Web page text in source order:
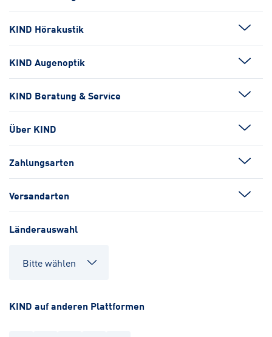
KIND Hörakustik
KIND Augenoptik
KIND Beratung & Service
Über KIND
Zahlungsarten
Versandarten
Länderauswahl
KIND auf anderen Plattformen